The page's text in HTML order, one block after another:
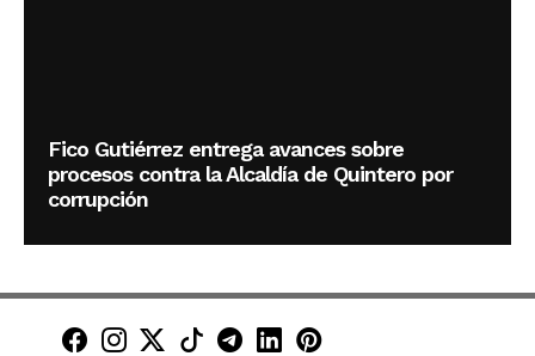
Fico Gutiérrez entrega avances sobre
procesos contra la Alcaldía de Quintero por
corrupción
Minuto30 en Facebook
Minuto30 en Instagram
Minuto30 en X (Twitter)
Minuto30 en TikTok
Canal de Minuto30 en
Minuto30 en LinkedIn
Minuto30 en